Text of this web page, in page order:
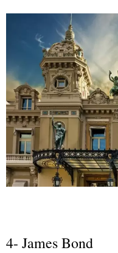
4- James Bond